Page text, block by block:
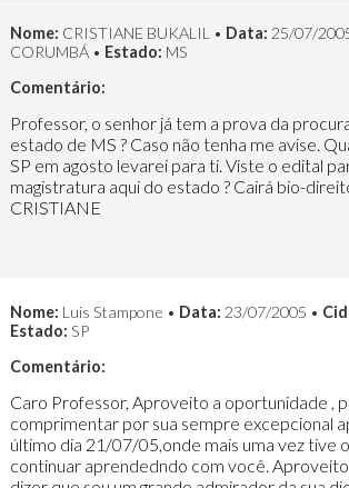
Nome: CRISTIANE BUKALIL • Data: 25/07/
CORUMBÁ • Estado: MS
Comentário:
Professor, o senhor já tem a prova da
estado de MS ? Caso não tenha me avise.
SP em agosto levarei para ti. Viste o edital
magistratura aqui do estado ? Cairá bio-
CRISTIANE
Nome: Luis Stampone • Data: 23/07/2005 •
Estado: SP
Comentário:
Caro Professor, Aproveito a oportunidade ,
comprimentar por sua sempre excepcional
último dia 21/07/05,onde mais uma vez tive
continuar aprendedndo com você. Aproveito